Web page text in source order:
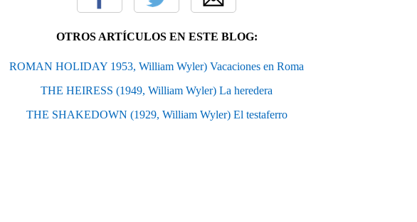
OTROS ARTÍCULOS EN ESTE BLOG:
ROMAN HOLIDAY 1953, William Wyler) Vacaciones en Roma
THE HEIRESS (1949, William Wyler) La heredera
THE SHAKEDOWN (1929, William Wyler) El testaferro